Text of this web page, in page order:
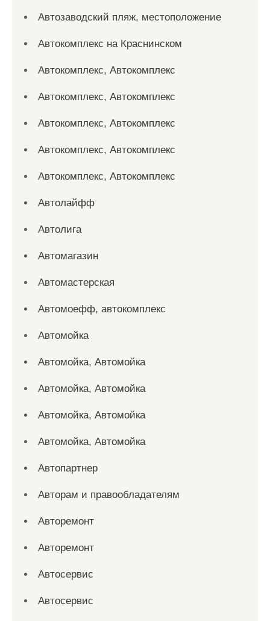
Автозаводский пляж, местоположение
Автокомплекс на Краснинском
Автокомплекс, Автокомплекс
Автокомплекс, Автокомплекс
Автокомплекс, Автокомплекс
Автокомплекс, Автокомплекс
Автокомплекс, Автокомплекс
Автолайфф
Автолига
Автомагазин
Автомастерская
Автомоефф, автокомплекс
Автомойка
Автомойка, Автомойка
Автомойка, Автомойка
Автомойка, Автомойка
Автомойка, Автомойка
Автопартнер
Авторам и правообладателям
Авторемонт
Авторемонт
Автосервис
Автосервис